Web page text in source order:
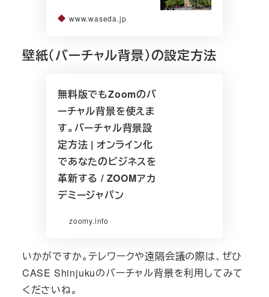
www.waseda.jp
壁紙（バーチャル背景）の設定方法
無料版でもZoomのバ
ーチャル背景を使えま
す。バーチャル背景設
定方法 | オンライン化
であなたのビジネスを
革新する / ZOOMアカ
デミージャパン
zoomy.info
いかがですか。テレワークや遠隔会議の際は、ぜひ
CASE Shinjukuのバーチャル背景を利用してみて
くださいね。